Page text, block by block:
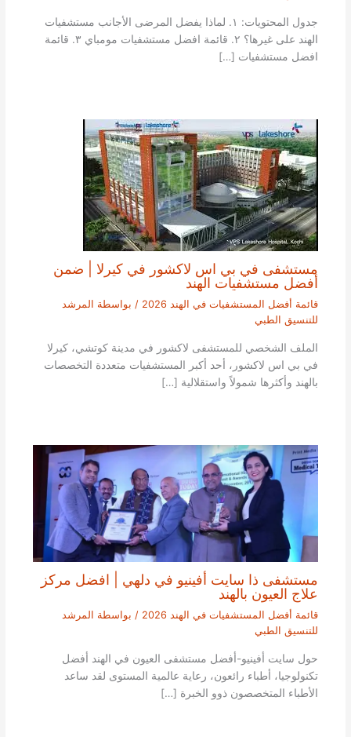
جدول المحتويات: ١. لماذا يفضل المرضى الأجانب مستشفيات
الهند على غيرها؟ ٢. قائمة افضل مستشفيات مومباي ٣. قائمة
افضل مستشفيات […]
مستشفى في بي اس لاكشور في كيرلا | ضمن
أفضل مستشفيات الهند
قائمة أفضل المستشفيات في الهند 2026 / بواسطة المرشد
للتنسيق الطبي
الملف الشخصي للمستشفى لاكشور في مدينة كوتشي، كيرلا
في بي اس لاكشور، أحد أكبر المستشفيات متعددة التخصصات
بالهند وأكثرها شمولاً واستقلالية […]
مستشفى ذا سايت أفينيو في دلهي | افضل مركز
علاج العيون بالهند
قائمة أفضل المستشفيات في الهند 2026 / بواسطة المرشد
للتنسيق الطبي
حول سايت أفينيو-أفضل مستشفى العيون في الهند أفضل
تكنولوجيا، أطباء رائعون، رعاية عالمية المستوى لقد ساعد
الأطباء المتخصصون ذوو الخبرة […]